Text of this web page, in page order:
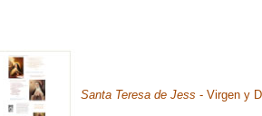
Santa Teresa de Jess - Virgen y